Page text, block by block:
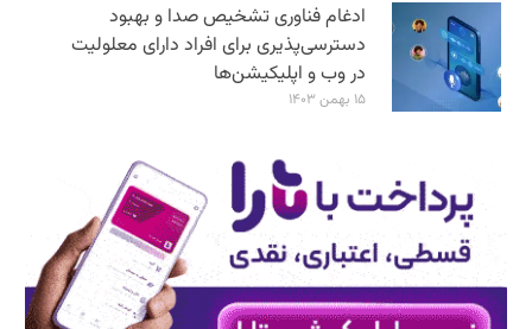
ادغام فناوری تشخیص صدا و بهبود
دسترسی‌پذیری برای افراد دارای معلولیت
در وب و اپلیکیشن‌ها
۱۵ بهمن ۱۴۰۳